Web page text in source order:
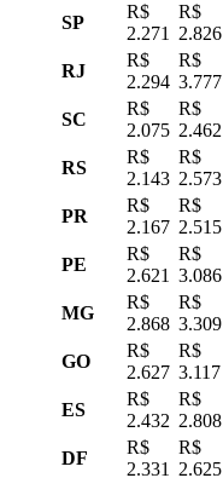
SP
R$
2.271
R$
2.826
RJ
R$
2.294
R$
3.777
SC
R$
2.075
R$
2.462
RS
R$
2.143
R$
2.573
PR
R$
2.167
R$
2.515
PE
R$
2.621
R$
3.086
MG
R$
2.868
R$
3.309
GO
R$
2.627
R$
3.117
ES
R$
2.432
R$
2.808
DF
R$
2.331
R$
2.625